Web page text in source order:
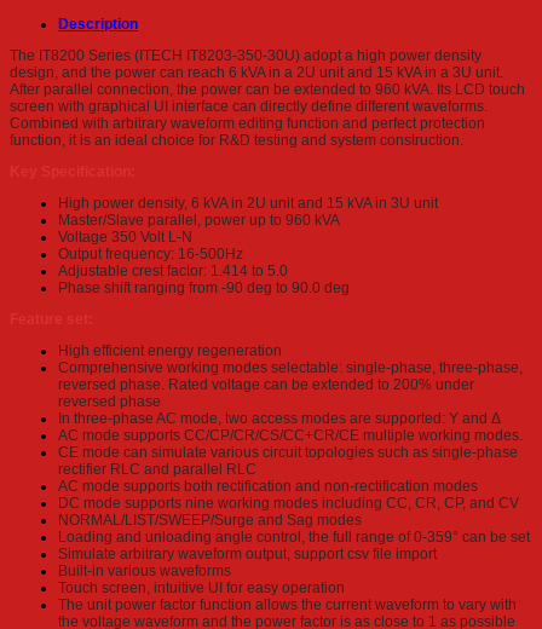
Description
The IT8200 Series (ITECH IT8203-350-30U) adopt a high power density
design, and the power can reach 6 kVA in a 2U unit and 15 kVA in a 3U unit.
After parallel connection, the power can be extended to 960 kVA. Its LCD touch
screen with graphical UI interface can directly define different waveforms.
Combined with arbitrary waveform editing function and perfect protection
function, it is an ideal choice for R&D testing and system construction.
High power density, 6 kVA in 2U unit and 15 kVA in 3U unit
Master/Slave parallel, power up to 960 kVA
Voltage 350 Volt L-N
Output frequency: 16-500Hz
Adjustable crest factor: 1.414 to 5.0
Phase shift ranging from -90 deg to 90.0 deg
High efficient energy regeneration
Comprehensive working modes selectable: single-phase, three-phase,
reversed phase. Rated voltage can be extended to 200% under
reversed phase
In three-phase AC mode, two access modes are supported: Y and Δ
AC mode supports CC/CP/CR/CS/CC+CR/CE multiple working modes.
CE mode can simulate various circuit topologies such as single-phase
rectifier RLC and parallel RLC
AC mode supports both rectification and non-rectification modes
DC mode supports nine working modes including CC, CR, CP, and CV
NORMAL/LIST/SWEEP/Surge and Sag modes
Loading and unloading angle control, the full range of 0-359° can be set
Simulate arbitrary waveform output, support csv file import
Built-in various waveforms
Touch screen, intuitive UI for easy operation
The unit power factor function allows the current waveform to vary with
the voltage waveform and the power factor is as close to 1 as possible